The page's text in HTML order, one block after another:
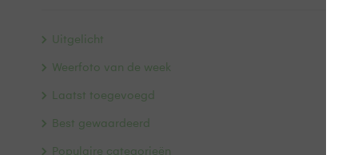
Uitgelicht
Weerfoto van de week
Laatst toegevoegd
Best gewaardeerd
Populaire categorieën